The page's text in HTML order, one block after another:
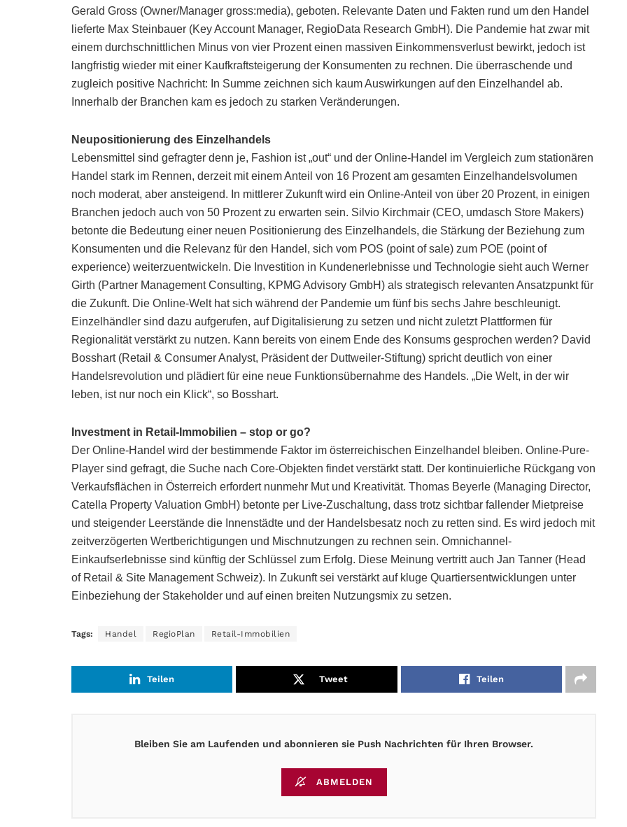
Gerald Gross (Owner/Manager gross:media), geboten. Relevante Daten und Fakten rund um den Handel
lieferte Max Steinbauer (Key Account Manager, RegioData Research GmbH). Die Pandemie hat zwar mit
einem durchschnittlichen Minus von vier Prozent einen massiven Einkommensverlust bewirkt, jedoch ist
langfristig wieder mit einer Kaufkraftsteigerung der Konsumenten zu rechnen. Die überraschende und
zugleich positive Nachricht: In Summe zeichnen sich kaum Auswirkungen auf den Einzelhandel ab.
Innerhalb der Branchen kam es jedoch zu starken Veränderungen.
Neupositionierung des Einzelhandels
Lebensmittel sind gefragter denn je, Fashion ist „out“ und der Online-Handel im Vergleich zum stationären
Handel stark im Rennen, derzeit mit einem Anteil von 16 Prozent am gesamten Einzelhandelsvolumen
noch moderat, aber ansteigend. In mittlerer Zukunft wird ein Online-Anteil von über 20 Prozent, in einigen
Branchen jedoch auch von 50 Prozent zu erwarten sein. Silvio Kirchmair (CEO, umdasch Store Makers)
betonte die Bedeutung einer neuen Positionierung des Einzelhandels, die Stärkung der Beziehung zum
Konsumenten und die Relevanz für den Handel, sich vom POS (point of sale) zum POE (point of
experience) weiterzuentwickeln. Die Investition in Kundenerlebnisse und Technologie sieht auch Werner
Girth (Partner Management Consulting, KPMG Advisory GmbH) als strategisch relevanten Ansatzpunkt für
die Zukunft. Die Online-Welt hat sich während der Pandemie um fünf bis sechs Jahre beschleunigt.
Einzelhändler sind dazu aufgerufen, auf Digitalisierung zu setzen und nicht zuletzt Plattformen für
Regionalität verstärkt zu nutzen. Kann bereits von einem Ende des Konsums gesprochen werden? David
Bosshart (Retail & Consumer Analyst, Präsident der Duttweiler-Stiftung) spricht deutlich von einer
Handelsrevolution und plädiert für eine neue Funktionsübernahme des Handels. „Die Welt, in der wir
leben, ist nur noch ein Klick“, so Bosshart.
Investment in Retail-Immobilien – stop or go?
Der Online-Handel wird der bestimmende Faktor im österreichischen Einzelhandel bleiben. Online-Pure-
Player sind gefragt, die Suche nach Core-Objekten findet verstärkt statt. Der kontinuierliche Rückgang von
Verkaufsflächen in Österreich erfordert nunmehr Mut und Kreativität. Thomas Beyerle (Managing Director,
Catella Property Valuation GmbH) betonte per Live-Zuschaltung, dass trotz sichtbar fallender Mietpreise
und steigender Leerstände die Innenstädte und der Handelsbesatz noch zu retten sind. Es wird jedoch mit
zeitverzögerten Wertberichtigungen und Mischnutzungen zu rechnen sein. Omnichannel-
Einkaufserlebnisse sind künftig der Schlüssel zum Erfolg. Diese Meinung vertritt auch Jan Tanner (Head
of Retail & Site Management Schweiz). In Zukunft sei verstärkt auf kluge Quartiersentwicklungen unter
Einbeziehung der Stakeholder und auf einen breiten Nutzungsmix zu setzen.
Tags: Handel RegioPlan Retail-Immobilien
Teilen Tweet Teilen
Bleiben Sie am Laufenden und abonnieren sie Push Nachrichten für Ihren Browser.
ABMELDEN